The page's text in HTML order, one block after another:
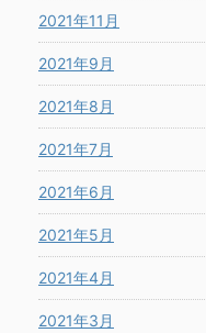
2021年11月
2021年9月
2021年8月
2021年7月
2021年6月
2021年5月
2021年4月
2021年3月